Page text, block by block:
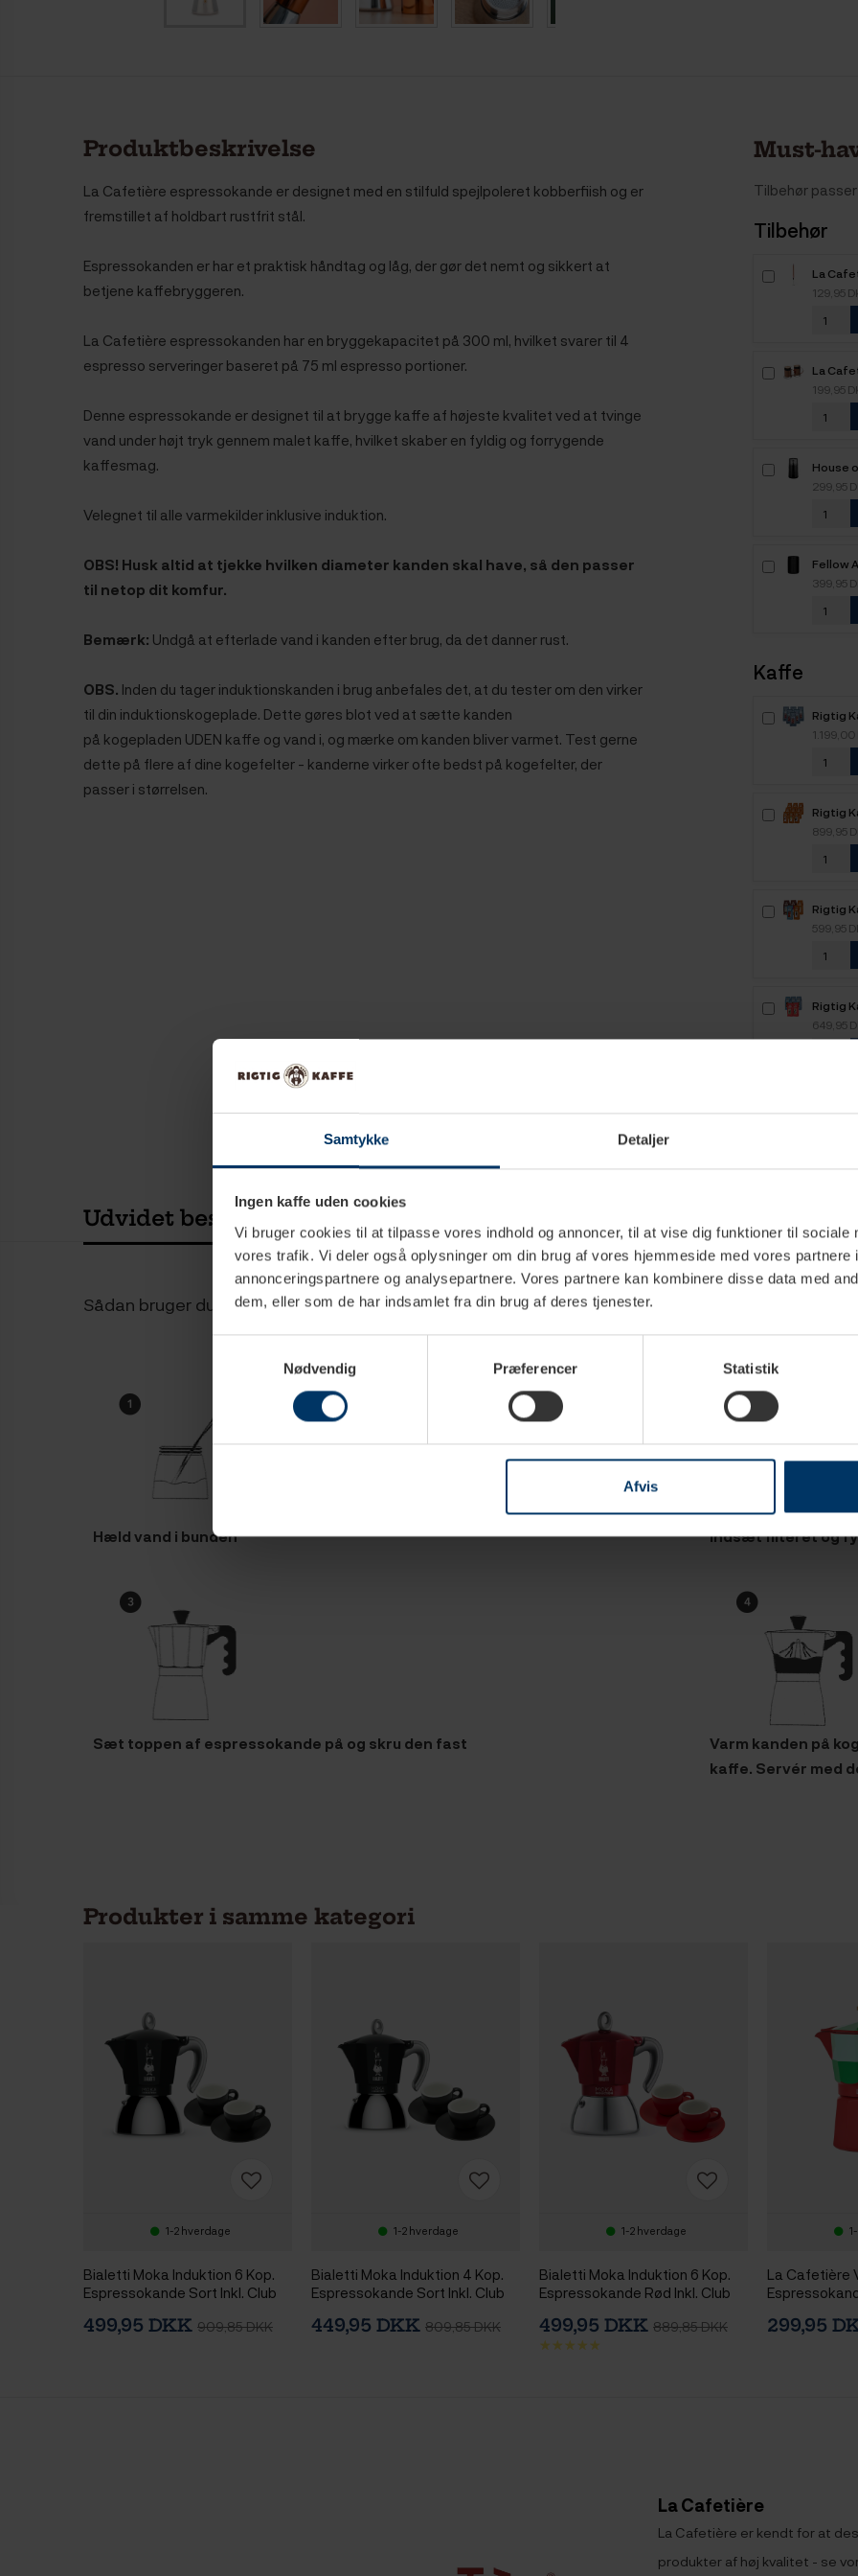
Samtykke Detaljer
Ingen kaffe uden cookies
Vi bruger cookies til at tilpasse vores indhold og annoncer, til at vise dig funktioner til sociale
vores trafik. Vi deler også oplysninger om din brug af vores hjemmeside med vores partnere
annonceringspartnere og analysepartnere. Vores partnere kan kombinere disse data med
dem, eller som de har indsamlet fra din brug af deres tjenester.
Nødvendig
Præferencer Statistik
Afvis
Produktbeskrivelse
La Cafetière espressokande er designet med en stilfuld spejlpoleret kobberfiish og er
fremstillet af holdbart rustfrit stål.
Espressokanden er har et praktisk håndtag og låg, der gør det nemt og sikkert at
betjene kaffebryggeren.
La Cafetière espressokanden har en bryggekapacitet på 300 ml, hvilket svarer til 4
espresso serveringer baseret på 75 ml espresso portioner.
Denne espressokande er designet til at brygge kaffe af højeste kvalitet ved at tvinge
vand under højt tryk gennem malet kaffe, hvilket skaber en fyldig og forrygende
kaffesmag.
Velegnet til alle varmekilder inklusive induktion.
OBS! Husk altid at tjekke hvilken diameter kanden skal have, så den passer
til netop dit komfur.
Bemærk: Undgå at efterlade vand i kanden efter brug, da det danner rust.
OBS. Inden du tager induktionskanden i brug anbefales det, at du tester om den virker
til din induktionskogeplade. Dette gøres blot ved at sætte kanden
på kogepladen UDEN kaffe og vand i, og mærke om kanden bliver varmet. Test gerne
dette på flere af dine kogefelter - kanderne virker ofte bedst på kogefelter, der
passer i størrelsen.
Must-
Tilbehør
Tilbehør
La
129,95
La
Stk
199,95
House
299,95
Fellow
399,95
Kaffe
Rigtig
6kg
1.199,00
Rigtig
Kaffe -
899,95
Rigtig
2,1kg
599,95
Rigtig
2,5kg
649,95
Udvidet beskrivelse
Sådan bruger du en espressokande
Hæld vand i bunden Indsæt filteret og
Sæt toppen af espressokande på og skru den fast
Varm kanden på
kaffe. Servér med
Produkter i samme kategori
1-2 hverdage
Bialetti Moka Induktion 6 Kop.
Espressokande Sort Inkl. Club
Underkop Mat Sort 7 cl 2 Stk
499,95 DKK 909,85 DKK
1-2 hverdage
Bialetti Moka Induktion 4 Kop.
Espressokande Sort Inkl. Club
Underkop Mat Sort 7 cl 2 Stk
449,95 DKK 809,85 DKK
1-2 hverdage
Bialetti Moka Induktion 6 Kop.
Espressokande Rød Inkl. Club
Underkop Mat Rød 7 cl 2 Stk
499,95 DKK 889,85 DKK
La Cafetière
299,95
La Cafetière
La Cafetière er kendt for at
produkter af høj kvalitet - se